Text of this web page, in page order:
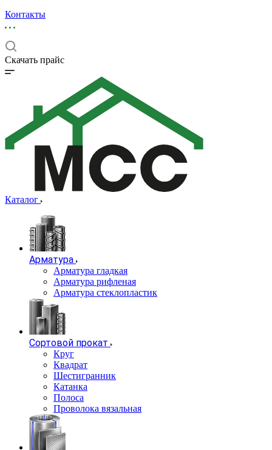
Контакты
Скачать прайс
Каталог
Арматура
Арматура гладкая
Арматура рифленая
Арматура стеклопластик
Сортовой прокат
Круг
Квадрат
Шестигранник
Катанка
Полоса
Проволока вязальная